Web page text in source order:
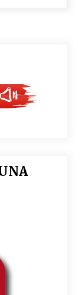
ospatuko
Ringo Starr-en